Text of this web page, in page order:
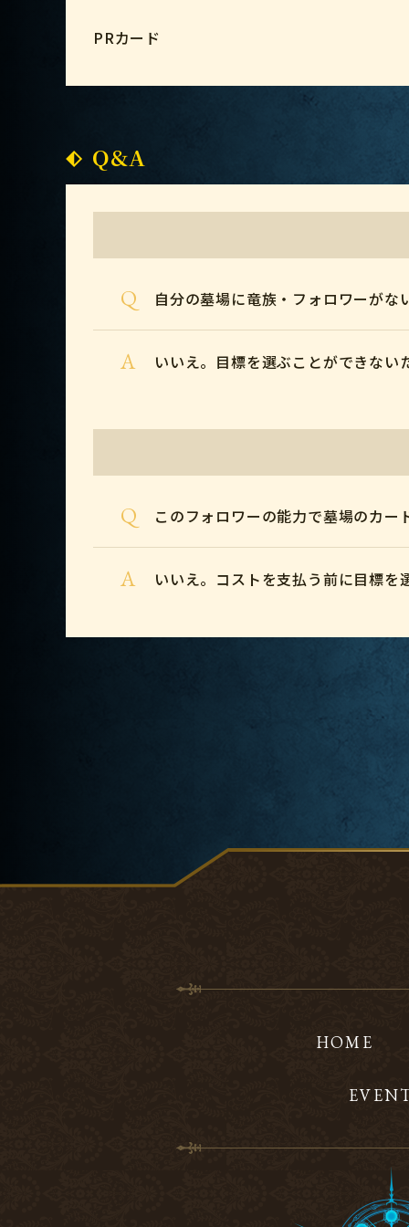
PRカード
Q&A
Q 自分の墓場に竜族・フォロワーが
A いいえ。目標を選ぶことができな
Q このフォロワーの能力で墓場のカ
A いいえ。コストを支払う前に目標
HOME